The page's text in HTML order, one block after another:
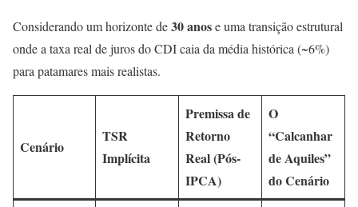
Considerando um horizonte de30 anose uma transição estrutural
onde a taxa real de juros do CDI caia da média histórica (~6%)
para patamares mais realistas.
Cenário
TSR
Implícita
Premissa de
Retorno
Real (Pós-
IPCA)
O
“Calcanhar
de Aquiles”
do Cenário